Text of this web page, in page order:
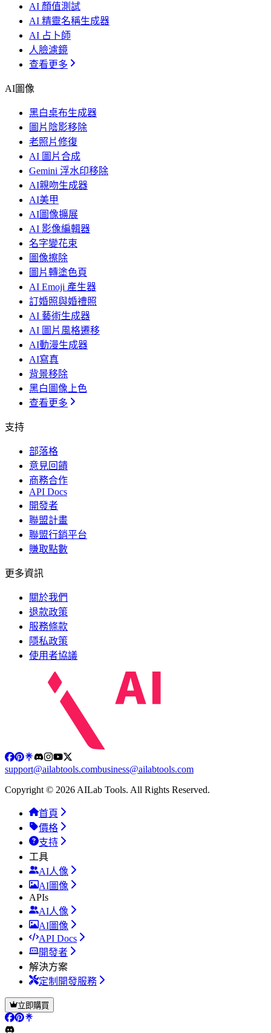
AI 顏值測試
AI 精靈名稱生成器
AI 占卜師
人臉濾鏡
查看更多
AI圖像
黑白桌布生成器
圖片陰影移除
老照片修復
AI 圖片合成
Gemini 浮水印移除
AI親吻生成器
AI美甲
AI圖像擴展
AI 影像編輯器
名字變花束
圖像擦除
圖片轉塗色頁
AI Emoji 產生器
訂婚照與婚禮照
AI 藝術生成器
AI 圖片風格遷移
AI動漫生成器
AI寫真
背景移除
黑白圖像上色
查看更多
支持
部落格
意見回饋
商務合作
API Docs
開發者
聯盟計畫
聯盟行銷平台
賺取點數
更多資訊
關於我們
退款政策
服務條款
隱私政策
使用者協議
support@ailabtools.combusiness@ailabtools.com
Copyright © 2026 AILab Tools. All Rights Reserved.
首頁
價格
支持
工具
AI人像
AI圖像
APIs
AI人像
AI圖像
API Docs
開發者
解決方案
定制開發服務
立即購買